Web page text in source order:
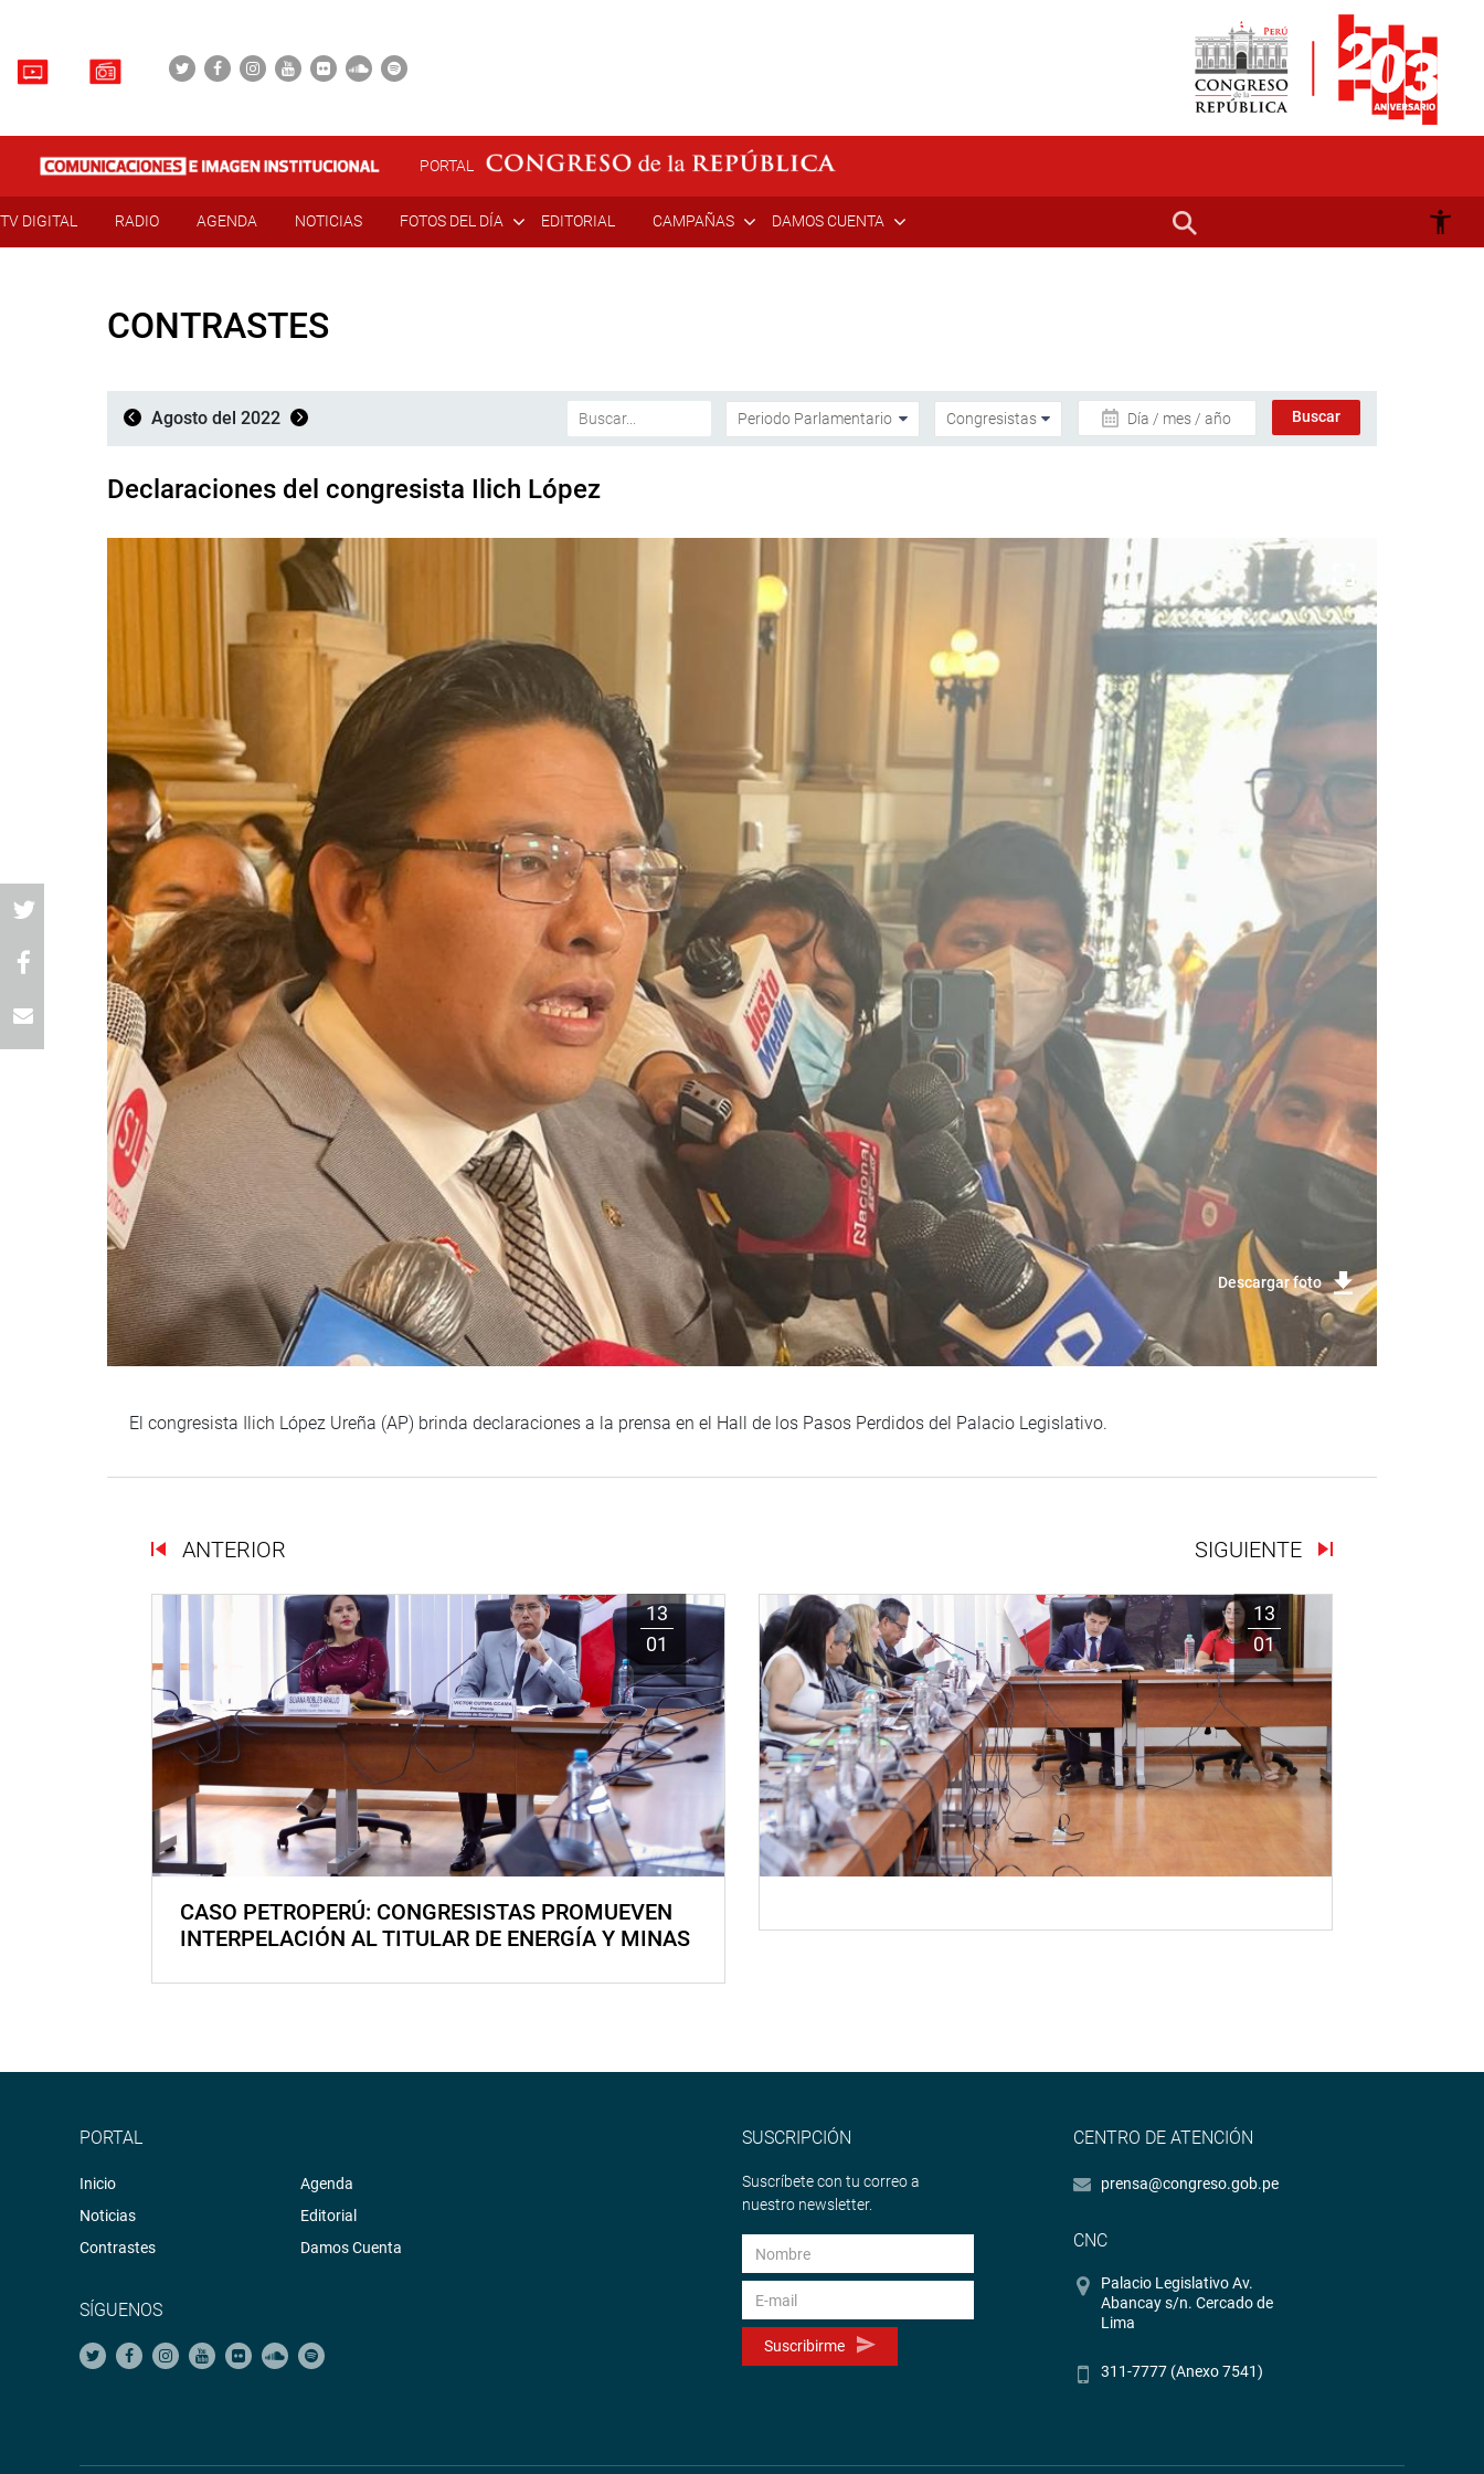
PORTAL
TV DIGITAL RADIO AGENDA NOTICIAS FOTOS DEL DÍA EDITORIAL CAMPAÑAS DAMOS CUENTA
CONTRASTES
Agosto del 2022 Día / mes / año
Declaraciones del congresista Ilich López
Descargar foto
El congresista Ilich López Ureña (AP) brinda declaraciones a la prensa en el Hall de los Pasos Perdidos del Palacio Legislativo.
ANTERIOR SIGUIENTE
13
01
CASO PETROPERÚ: CONGRESISTAS PROMUEVEN
INTERPELACIÓN AL TITULAR DE ENERGÍA Y MINAS
13
01
PORTAL
Inicio
Noticias
Contrastes
Agenda
Editorial
Damos Cuenta
SÍGUENOS
SUSCRIPCIÓN
Suscríbete con tu correo a
nuestro newsletter.
Suscribirme
CENTRO DE ATENCIÓN
prensa@congreso.gob.pe
CNC
Palacio Legislativo Av.
Abancay s/n. Cercado de
Lima
311-7777 (Anexo 7541)